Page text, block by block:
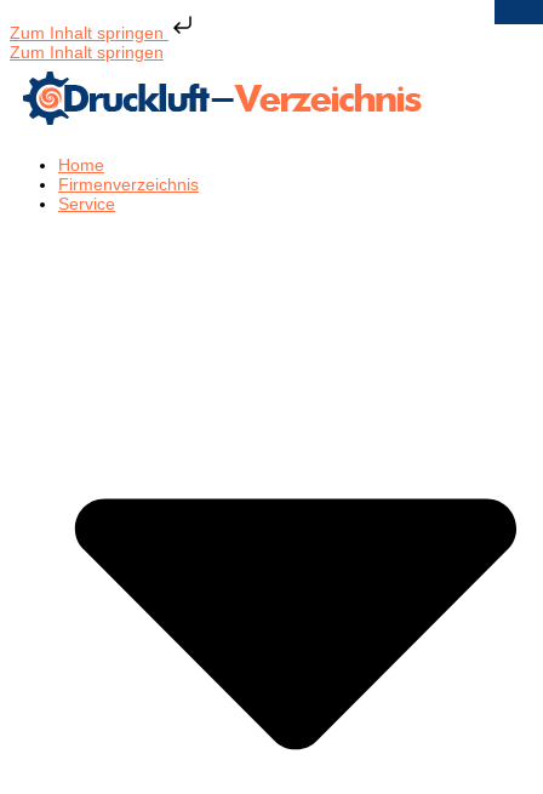
Zum Inhalt springen
Zum Inhalt springen
Home
Firmenverzeichnis
Service